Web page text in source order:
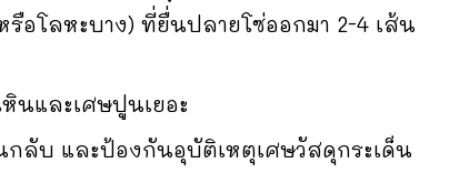
อโลหะบาง) ที่ยื่นปลายโซ่ออกมา 2-4 เส้น
นและเศษปูนเยอะ
ลับ และป้องกันอุบัติเหตุเศษวัสดุกระเด็น